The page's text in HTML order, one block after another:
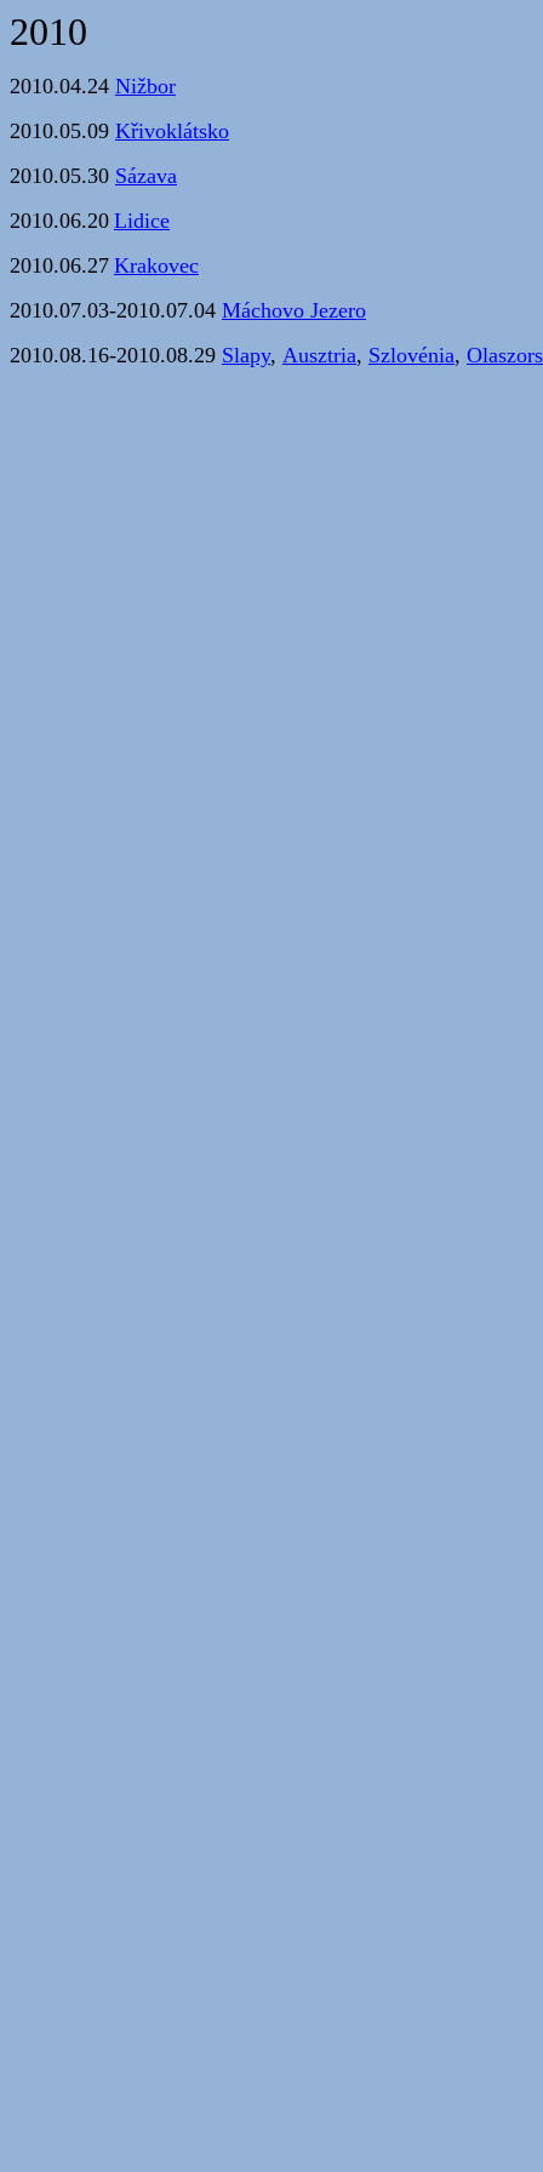
2010
2010.04.24 Nižbor
2010.05.09 Křivoklátsko
2010.05.30 Sázava
2010.06.20 Lidice
2010.06.27 Krakovec
2010.07.03-2010.07.04 Máchovo Jezero
2010.08.16-2010.08.29 Slapy, Ausztria, Szlovénia,